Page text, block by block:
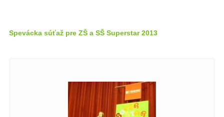
Spevácka súťaž pre ZŠ a SŠ Superstar 2013